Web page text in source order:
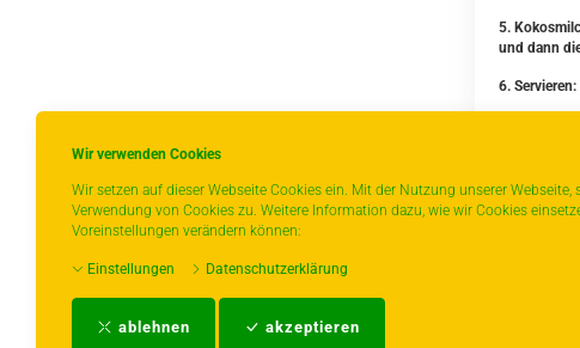
Wir verwenden Cookies
Wir setzen auf dieser Webseite Cookies ein. Mit der Nutzung unserer Webseite,
Verwendung von Cookies zu. Weitere Information dazu, wie wir Cookies
Voreinstellungen verändern können:
Einstellungen Datenschutzerklärung
ablehnen akzeptieren
5.
und dann
6.